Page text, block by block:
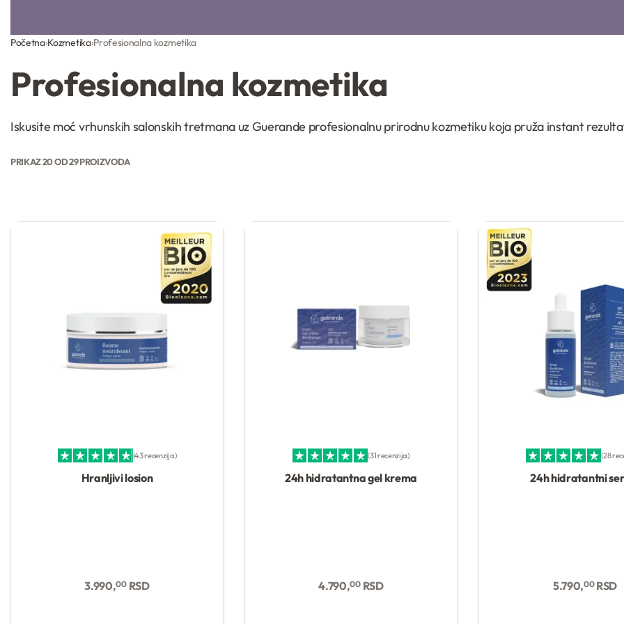
Početna›Kozmetika›Profesionalna kozmetika
Profesionalna kozmetika
Iskusite moć vrhunskih salonskih tretmana uz Guerande profesionalnu prirodnu kozmetiku koja pruža instant
PRIKAZ20OD29PROIZVODA
43 recenzija
Hranljivi losion
3.990,00 RSD
31 recenzija
24h hidratantna gel krema
4.790,00 RSD
28
24h hidratantni
5.790,00 RSD